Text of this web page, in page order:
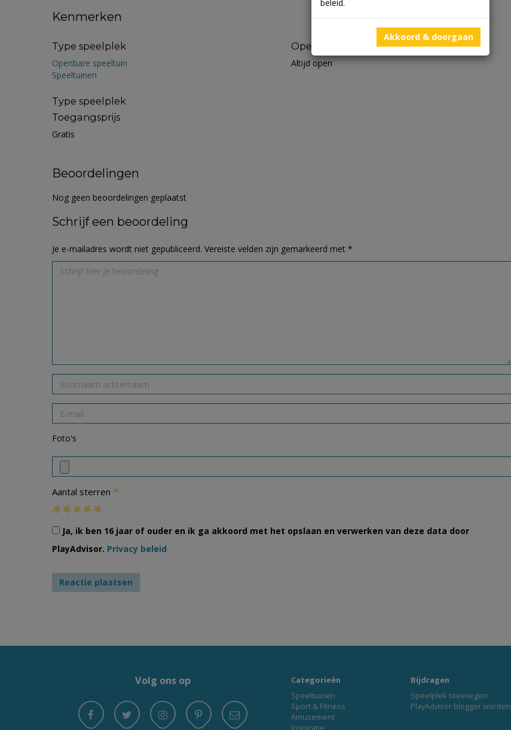
Kenmerken
Type speelplek
Openbare speeltuin
Speeltuinen
Type speelplek
Toegangsprijs
Gratis
Openingstijden
Altijd open
Beoordelingen
Nog geen beoordelingen geplaatst
Schrijf een beoordeling
Je e-mailadres wordt niet gepubliceerd. Vereiste velden zijn gemarkeerd met *
Foto's
Aantal sterren *
Ja, ik ben 16 jaar of ouder en ik ga akkoord met het opslaan en verwerken van deze data door
PlayAdvisor. Privacy beleid
Volg ons op
Categorieën
Speeltuinen
Sport & Fitness
Amusement
Inspiratie
Bijdragen
Speelplek toevoegen
PlayAdvisor blogger worden
beleid.
Akkoord & doorgaan